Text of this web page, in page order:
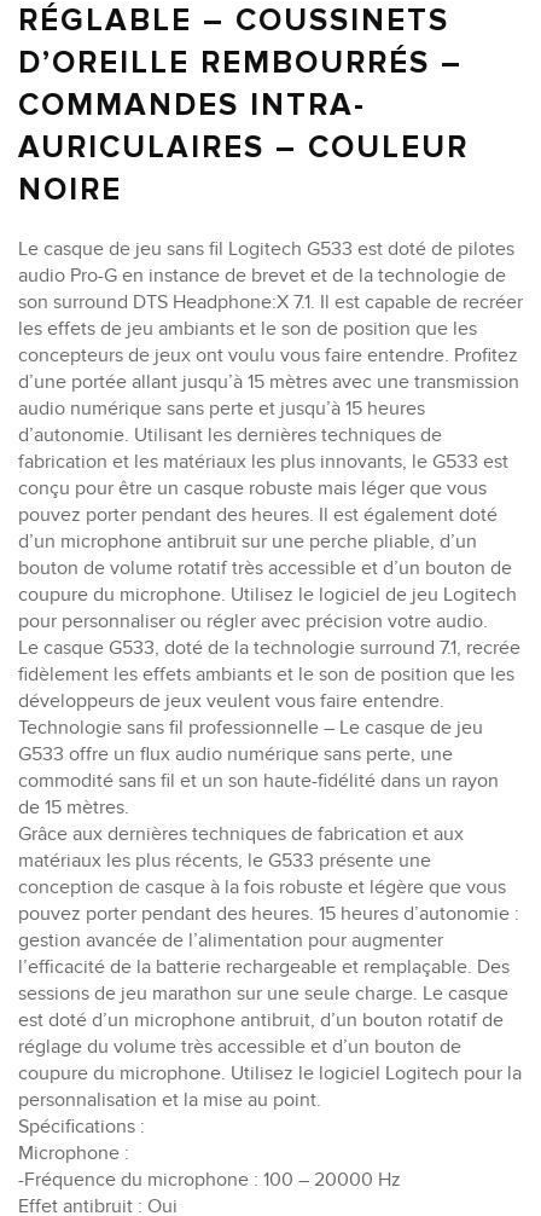
RÉGLABLE – COUSSINETS
D’OREILLE REMBOURRÉS –
COMMANDES INTRA-
AURICULAIRES – COULEUR
NOIRE
Le casque de jeu sans fil Logitech G533 est doté de pilotes
audio Pro-G en instance de brevet et de la technologie de
son surround DTS Headphone:X 7.1. Il est capable de recréer
les effets de jeu ambiants et le son de position que les
concepteurs de jeux ont voulu vous faire entendre. Profitez
d’une portée allant jusqu’à 15 mètres avec une transmission
audio numérique sans perte et jusqu’à 15 heures
d’autonomie. Utilisant les dernières techniques de
fabrication et les matériaux les plus innovants, le G533 est
conçu pour être un casque robuste mais léger que vous
pouvez porter pendant des heures. Il est également doté
d’un microphone antibruit sur une perche pliable, d’un
bouton de volume rotatif très accessible et d’un bouton de
coupure du microphone. Utilisez le logiciel de jeu Logitech
pour personnaliser ou régler avec précision votre audio.
Le casque G533, doté de la technologie surround 7.1, recrée
fidèlement les effets ambiants et le son de position que les
développeurs de jeux veulent vous faire entendre.
Technologie sans fil professionnelle – Le casque de jeu
G533 offre un flux audio numérique sans perte, une
commodité sans fil et un son haute-fidélité dans un rayon
de 15 mètres.
Grâce aux dernières techniques de fabrication et aux
matériaux les plus récents, le G533 présente une
conception de casque à la fois robuste et légère que vous
pouvez porter pendant des heures. 15 heures d’autonomie :
gestion avancée de l’alimentation pour augmenter
l’efficacité de la batterie rechargeable et remplaçable. Des
sessions de jeu marathon sur une seule charge. Le casque
est doté d’un microphone antibruit, d’un bouton rotatif de
réglage du volume très accessible et d’un bouton de
coupure du microphone. Utilisez le logiciel Logitech pour la
personnalisation et la mise au point.
Spécifications :
Microphone :
-Fréquence du microphone : 100 – 20000 Hz
Effet antibruit : Oui